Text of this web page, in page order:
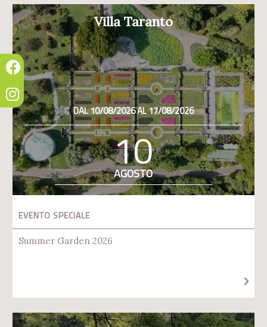
Villa Taranto
DAL 10/08/2026 AL 17/08/2026
10
AGOSTO
EVENTO SPECIALE
Summer Garden 2026